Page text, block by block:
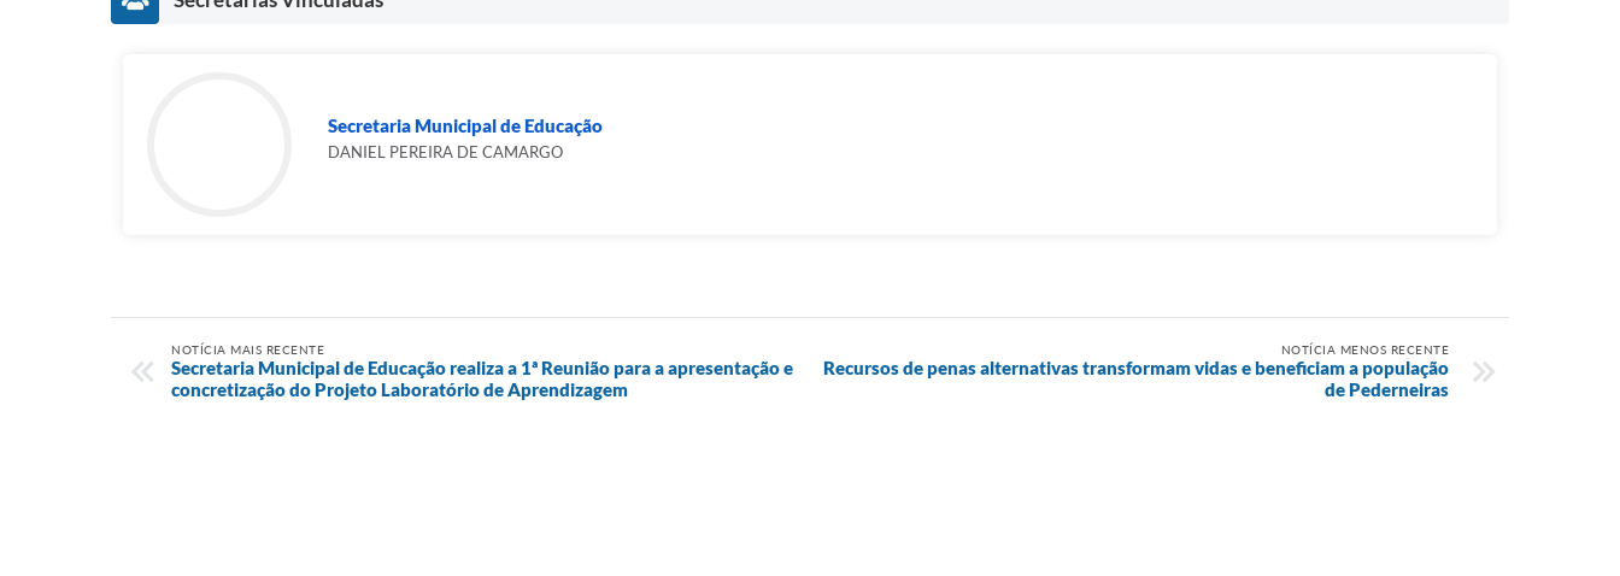
Secretaria Municipal de Educação
DANIEL PEREIRA DE CAMARGO
NOTÍCIA MAIS RECENTE
Secretaria Municipal de Educação realiza a 1ª Reunião para a apresentação e
concretização do Projeto Laboratório de Aprendizagem
NOTÍCIA MENOS RECENTE
Recursos de penas alternativas transformam vidas e beneficiam a população
de Pederneiras